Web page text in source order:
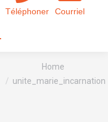
Téléphoner Courriel
You are here:Home
unite_marie_incarnation